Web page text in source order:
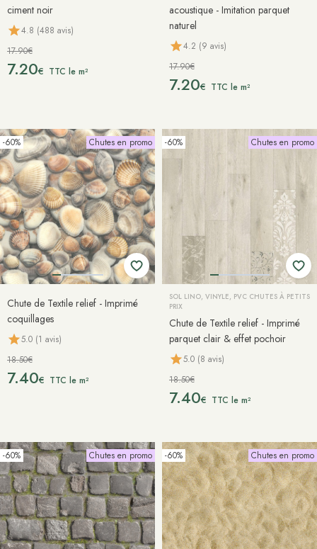
ciment noir
4.8 (488 avis)
17.90€
7.20€ TTC le m²
acoustique - Imitation parquet
naturel
4.2 (9 avis)
17.90€
7.20€ TTC le m²
-60% Chutes en promo
Chute de Textile relief - Imprimé
coquillages
5.0 (1 avis)
18.50€
7.40€ TTC le m²
-60% Chutes en promo
SOL LINO, VINYLE, PVC CHUTES À PETITS
PRIX
Chute de Textile relief - Imprimé
parquet clair & effet pochoir
5.0 (8 avis)
18.50€
7.40€ TTC le m²
-60% Chutes en promo -60% Chutes en promo